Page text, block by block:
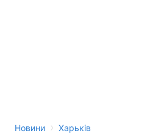
Новини › Харьків